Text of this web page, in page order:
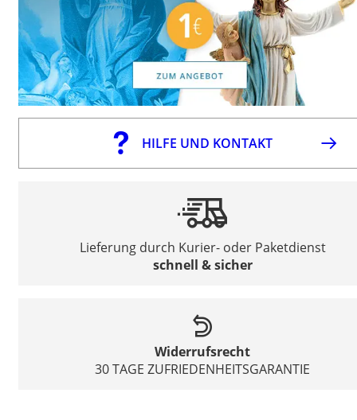
HILFE UND KONTAKT
Lieferung durch Kurier- oder Paketdienst
schnell & sicher
Widerrufsrecht
30 TAGE ZUFRIEDENHEITSGARANTIE